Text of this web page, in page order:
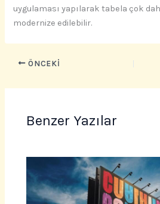
uygulaması yapılarak tabela çok
modernize edilebilir.
ÖNCEKI
Benzer Yazılar